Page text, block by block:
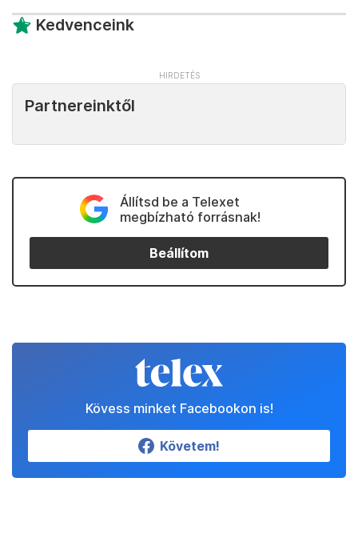
Kedvenceink
Partnereinktől
Állítsd be a Telexet
megbízható forrásnak!
Beállítom
Kövess minket Facebookon is!
Követem!